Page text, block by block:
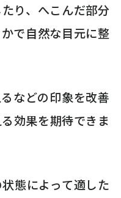
り、へこんだ部分
で自然な目元に整
などの印象を改善
効果を期待できま
態によって適した